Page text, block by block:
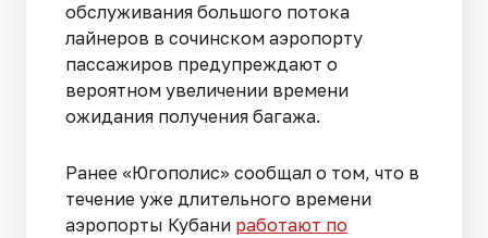
обслуживания большого потока
лайнеров в сочинском аэропорту
пассажиров предупреждают о
вероятном увеличении времени
ожидания получения багажа.
Ранее «Югополис» сообщал о том, что в
течение уже длительного времени
аэропорты Кубани работают по